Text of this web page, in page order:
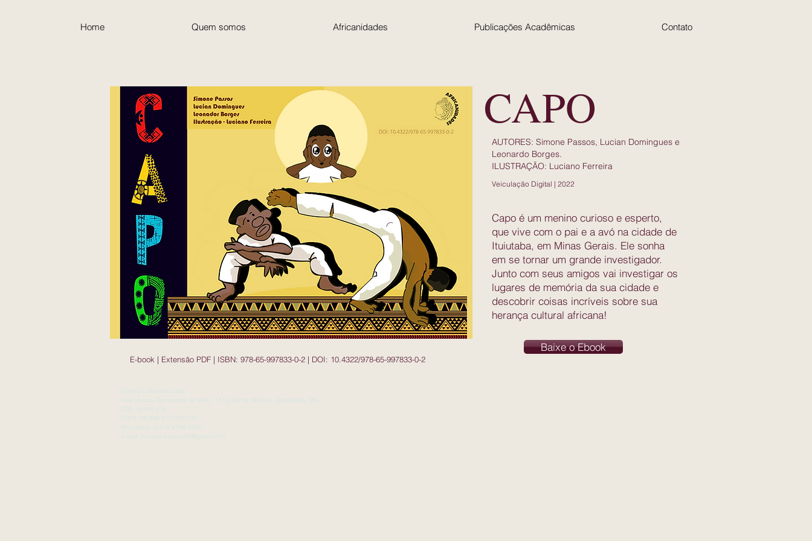
Home Quem somos Africanidades Publicações Acadêmicas Contato
E-book | Extensão PDF | ISBN: 978-65-997833-0-2 | DOI: 10.4322/978-65-997833-0-2
CAPO
AUTORES: Simone Passos, Lucian Domingues e
Leonardo Borges.
ILUSTRAÇÃO: Luciano Ferreira
Veiculação Digital | 2022
Capo é um menino curioso e esperto,
que vive com o pai e a avó na cidade de
Ituiutaba, em Minas Gerais. Ele sonha
em se tornar um grande investigador.
Junto com seus amigos vai investigar os
lugares de memória da sua cidade e
descobrir coisas incríveis sobre sua
herança cultural africana!
Baixe o Ebook
Editora Culturatrix Ltda.
Rua Nordau Gonçalves de Melo, 1116, Santa Mônica. Uberlândia, MG.
CNPJ: 26.896.970/0001-00
WhatsApp: (34) 9 9766 8930
contato.culturatrix@gmail.com